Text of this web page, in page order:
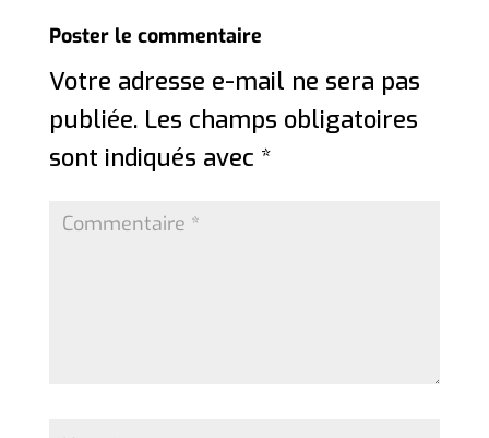
Poster le commentaire
Votre adresse e-mail ne sera pas
publiée. Les champs obligatoires
sont indiqués avec *